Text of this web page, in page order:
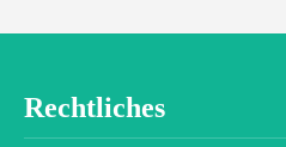
Rechtliches